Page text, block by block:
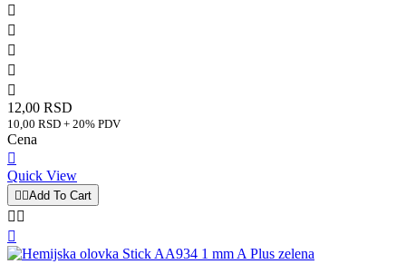





12,00 RSD
10,00 RSD + 20% PDV
Cena

Quick View
 Add To Cart
 
